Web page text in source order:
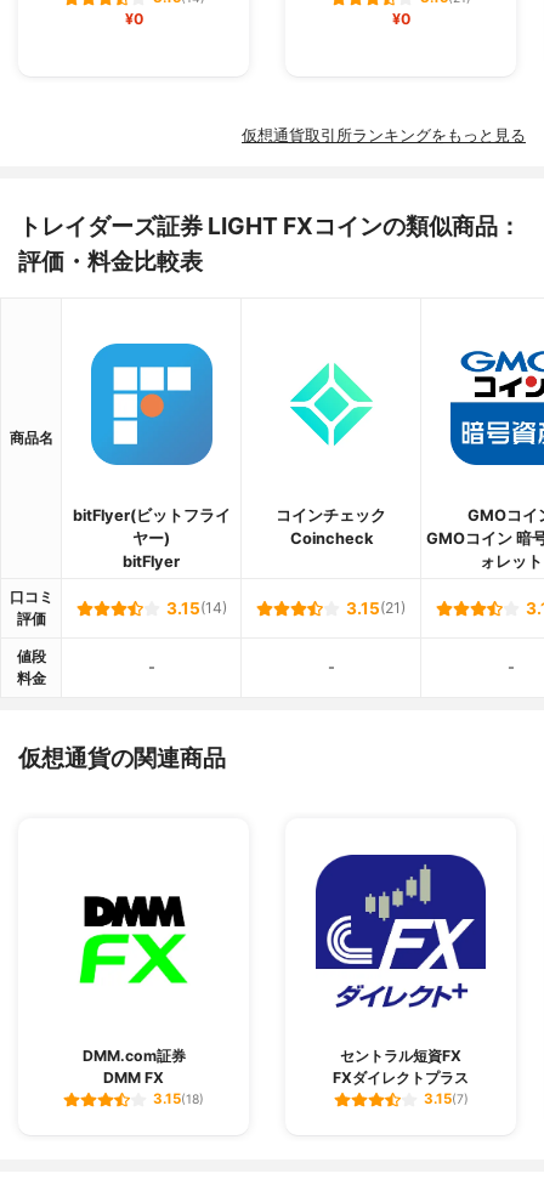
¥0 ¥0
仮想通貨取引所ランキングをもっと見る
トレイダーズ証券 LIGHT FXコインの類似商品：
評価・料金比較表
商品名
bitFlyer(ビットフライ
ヤー)
bitFlyer
コインチェック
Coincheck
GMOコイ
GMOコイン 暗
ォレット
口コミ
評価
3.15(14) 3.15(21)
値段
料金
- - -
仮想通貨の関連商品
DMM.com証券
DMM FX
3.15(18)
セントラル短資FX
FXダイレクトプラス
3.15(7)